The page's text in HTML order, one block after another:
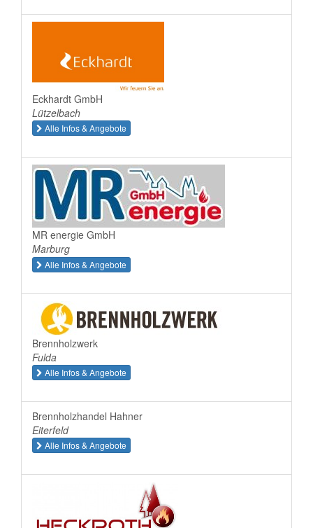
Eckhardt GmbH
Lützelbach
Alle Infos & Angebote
MR energie GmbH
Marburg
Alle Infos & Angebote
Brennholzwerk
Fulda
Alle Infos & Angebote
Brennholzhandel Hahner
Eiterfeld
Alle Infos & Angebote